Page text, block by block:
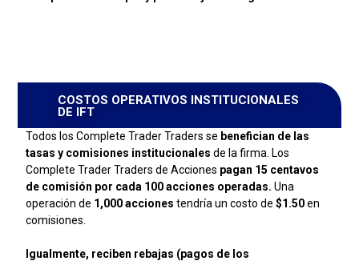
COSTOS OPERATIVOS INSTITUCIONALES
DE IFT
Todos los Complete Trader Traders se benefician de las
tasas y comisiones institucionales de la firma. Los
Complete Trader Traders de Acciones pagan 15 centavos
de comisión por cada 100 acciones operadas. Una
operación de 1,000 acciones tendría un costo de$1.50en
comisiones.
Igualmente, reciben rebajas (pagos de los